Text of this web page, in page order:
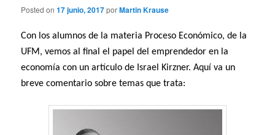
Posted on17 junio, 2017porMartin Krause
Con los alumnos de la materia Proceso Económico, de la
UFM, vemos al final el papel del emprendedor en la
economía con un artículo de Israel Kirzner. Aquí va un
breve comentario sobre temas que trata: